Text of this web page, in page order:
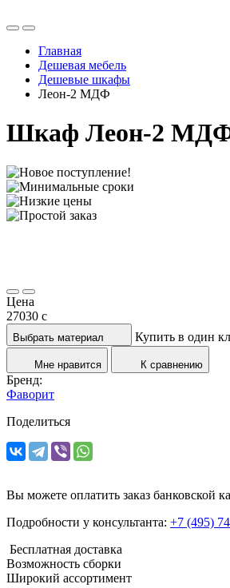
Главная
Дешевая мебель
Дешевые шкафы
Леон-2 МДФ
Шкаф Леон-2
Цена
27030 c
Выбрать материал Купить в один
Мне нравится К сравнению
Бренд:
Фаворит
Поделиться
Вы можете оплатить заказ банковской
Подробности у консультанта: +7 (495)
Бесплатная доставка
Возможность сборки
Широкий ассортимент